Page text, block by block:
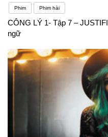
Phim Phim hài
CÔNG LÝ 1- Tập 7 –
ngữ